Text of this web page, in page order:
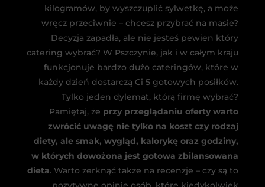
kilogramów, by wyszczuplić sylwetkę, a może
wręcz przeciwnie – chcesz przybrać na masie?
Decyzja zapadła, ale nie jesteś pewien który
catering wybrać? W Pszczynie, jak i w całym kraju
funkcjonuje bardzo dużo cateringów, które w
każdy dzień dostarczą Ci 5 gotowych posiłków.
Tylko jeden dylemat, którą firmę wybrać?
Pamiętaj, że przy przeglądaniu oferty warto
zwrócić uwagę nie tylko na koszt czy rodzaj
diety, ale smak, wygląd, kalorykę oraz godziny,
w których dowożona jest gotowa zbilansowana
dieta. Warto zerknąć także na recenzje – czy są to